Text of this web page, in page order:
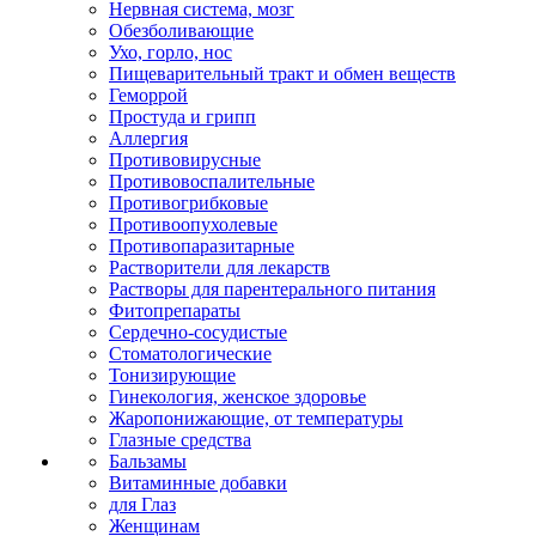
Нервная система, мозг
Обезболивающие
Ухо, горло, нос
Пищеварительный тракт и обмен веществ
Геморрой
Простуда и грипп
Аллергия
Противовирусные
Противовоспалительные
Противогрибковые
Противоопухолевые
Противопаразитарные
Растворители для лекарств
Растворы для парентерального питания
Фитопрепараты
Сердечно-сосудистые
Стоматологические
Тонизирующие
Гинекология, женское здоровье
Жаропонижающие, от температуры
Глазные средства
Бальзамы
Витаминные добавки
для Глаз
Женщинам